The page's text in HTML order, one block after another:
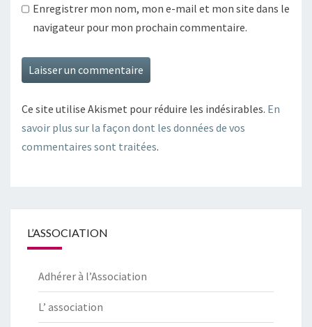
Enregistrer mon nom, mon e-mail et mon site dans le
navigateur pour mon prochain commentaire.
Ce site utilise Akismet pour réduire les indésirables. En
savoir plus sur la façon dont les données de vos
commentaires sont traitées.
L’ASSOCIATION
Adhérer à l’Association
L’ association